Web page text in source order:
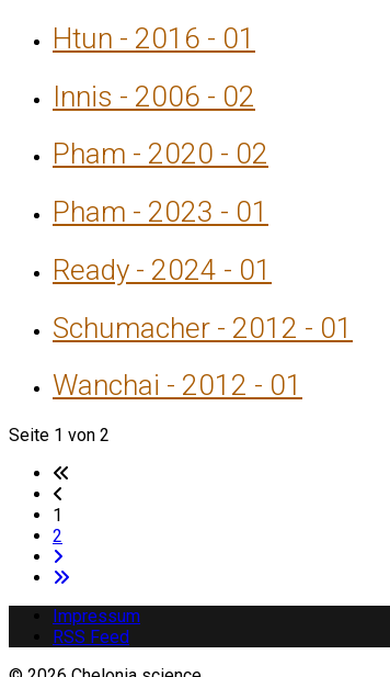
Htun - 2016 - 01
Innis - 2006 - 02
Pham - 2020 - 02
Pham - 2023 - 01
Ready - 2024 - 01
Schumacher - 2012 - 01
Wanchai - 2012 - 01
Seite 1 von 2
1
2
Impressum
RSS Feed